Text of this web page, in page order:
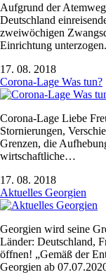
Aufgrund der
Deutschland
zweiwöchigen
Einrichtung
17. 08. 2018
Corona-Lage Was tun?
Corona-Lage Liebe
Stornierungen,
Grenzen, die
wirtschaftliche…
17. 08. 2018
Aktuelles Georgien
Georgien wird seine
Länder: Deutschland,
öffnen! „Gemäß der
Georgien ab